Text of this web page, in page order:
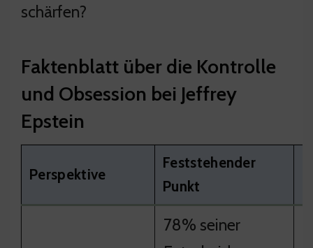
schärfen?
Faktenblatt über die Kontrolle
und Obsession bei Jeffrey
Epstein
Perspektive
Feststehender
Punkt
78% seiner